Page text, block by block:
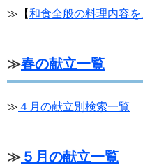
≫【和食全般の料理内容を
≫春の献立一覧
≫ ４月の献立別検索一覧
≫ ５月の献立一覧